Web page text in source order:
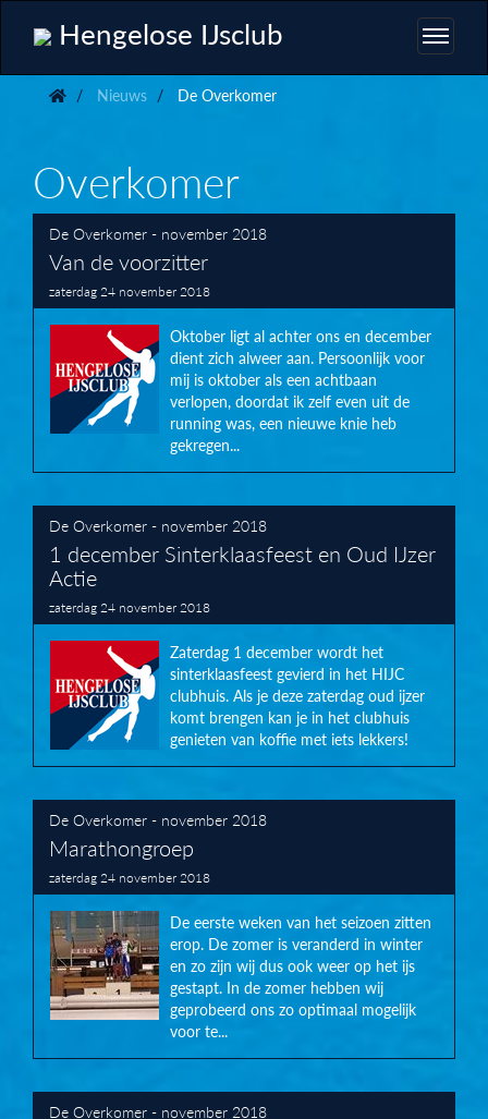
Hengelose IJsclub
Nieuws De Overkomer
Overkomer
De Overkomer - november 2018
Van de voorzitter
zaterdag 24 november 2018
Oktober ligt al achter ons en december
dient zich alweer aan. Persoonlijk voor
mij is oktober als een achtbaan
verlopen, doordat ik zelf even uit de
running was, een nieuwe knie heb
gekregen...
De Overkomer - november 2018
1 december Sinterklaasfeest en Oud IJzer
Actie
zaterdag 24 november 2018
Zaterdag 1 december wordt het
sinterklaasfeest gevierd in het HIJC
clubhuis. Als je deze zaterdag oud ijzer
komt brengen kan je in het clubhuis
genieten van koffie met iets lekkers!
De Overkomer - november 2018
Marathongroep
zaterdag 24 november 2018
De eerste weken van het seizoen zitten
erop. De zomer is veranderd in winter
en zo zijn wij dus ook weer op het ijs
gestapt. In de zomer hebben wij
geprobeerd ons zo optimaal mogelijk
voor te...
De Overkomer - november 2018